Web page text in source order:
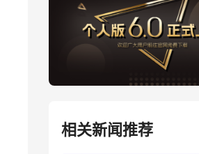
相关新闻推荐